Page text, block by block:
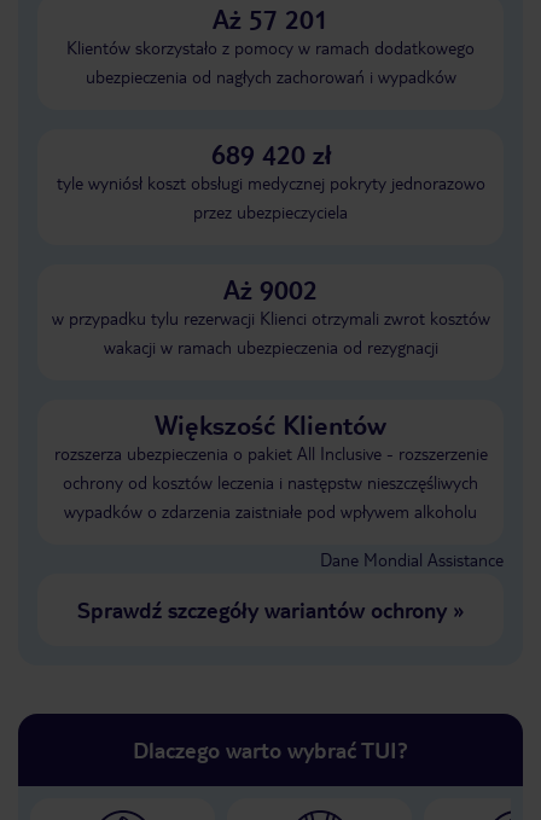
Aż 57 201
Klientów skorzystało z pomocy w ramach dodatkowego
ubezpieczenia od nagłych zachorowań i wypadków
689 420 zł
tyle wyniósł koszt obsługi medycznej pokryty jednorazowo
przez ubezpieczyciela
Aż 9002
w przypadku tylu rezerwacji Klienci otrzymali zwrot kosztów
wakacji w ramach ubezpieczenia od rezygnacji
Większość Klientów
rozszerza ubezpieczenia o pakiet All Inclusive - rozszerzenie
ochrony od kosztów leczenia i następstw nieszczęśliwych
wypadków o zdarzenia zaistniałe pod wpływem alkoholu
Dane Mondial Assistance
Sprawdź szczegóły wariantów ochrony»
Dlaczego warto wybrać TUI?